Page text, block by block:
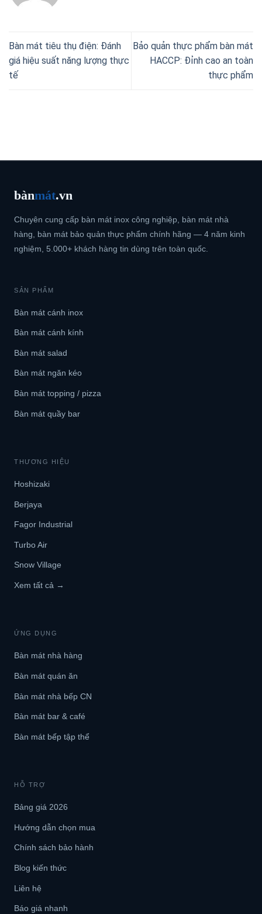
Bàn mát tiêu thụ điện: Đánh
giá hiệu suất năng lượng thực
tế
Bảo quản thực phẩm bàn mát
HACCP: Đỉnh cao an toàn
thực phẩm
bànmát.vn
Chuyên cung cấp bàn mát inox công nghiệp, bàn mát nhà
hàng, bàn mát bảo quản thực phẩm chính hãng — 4 năm kinh
nghiệm, 5.000+ khách hàng tin dùng trên toàn quốc.
SẢN PHẨM
Bàn mát cánh inox
Bàn mát cánh kính
Bàn mát salad
Bàn mát ngăn kéo
Bàn mát topping / pizza
Bàn mát quầy bar
THƯƠNG HIỆU
Hoshizaki
Berjaya
Fagor Industrial
Turbo Air
Snow Village
Xem tất cả →
ỨNG DỤNG
Bàn mát nhà hàng
Bàn mát quán ăn
Bàn mát nhà bếp CN
Bàn mát bar & café
Bàn mát bếp tập thể
HỖ TRỢ
Bảng giá 2026
Hướng dẫn chọn mua
Chính sách bảo hành
Blog kiến thức
Liên hệ
Báo giá nhanh